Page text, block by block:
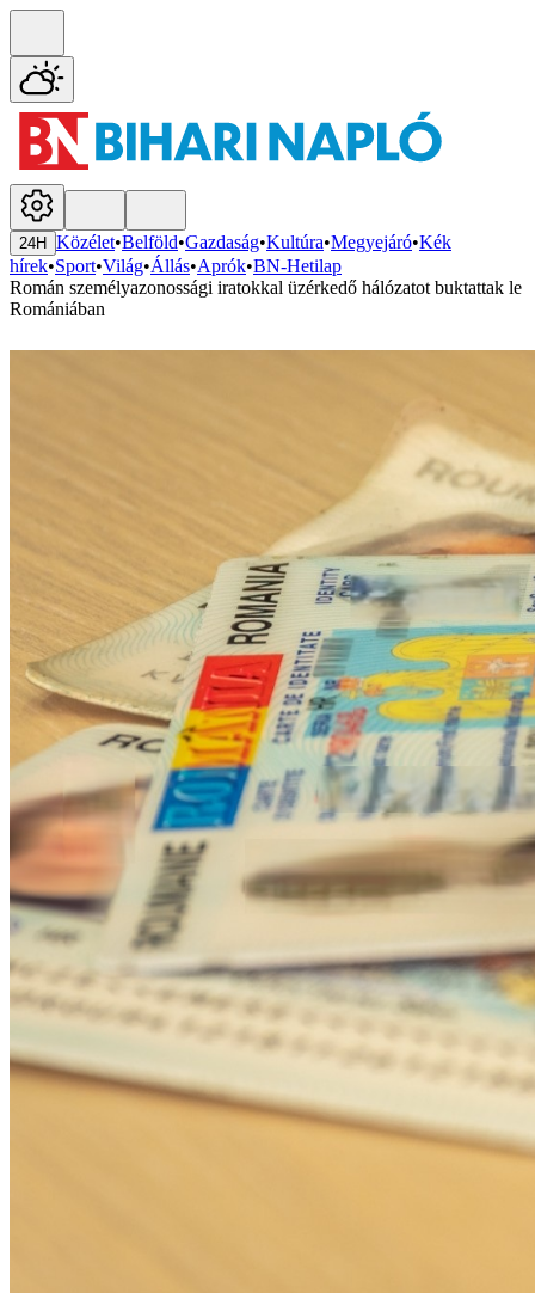
24H Közélet•Belföld•Gazdaság•Kultúra•Megyejáró•Kék
hírek•Sport•Világ•Állás•Aprók•BN-Hetilap
Román személyazonossági iratokkal üzérkedő hálózatot buktattak le
Romániában